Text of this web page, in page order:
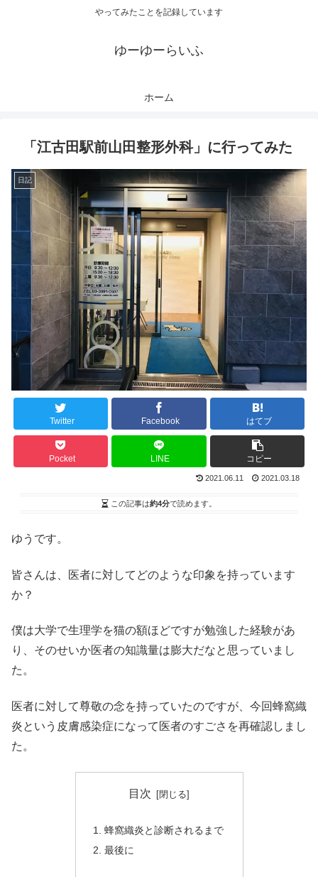
やってみたことを記録しています
ゆーゆーらいふ
ホーム
「江古田駅前山田整形外科」に行ってみた
日記
Twitter Facebook はてブ
Pocket LINE コピー
2021.06.11 2021.03.18
この記事は約4分で読めます。
ゆうです。
皆さんは、医者に対してどのような印象を持っています
か？
僕は大学で生理学を猫の額ほどですが勉強した経験があ
り、そのせいか医者の知識量は膨大だなと思っていまし
た。
医者に対して尊敬の念を持っていたのですが、今回蜂窩織
炎という皮膚感染症になって医者のすごさを再確認しまし
た。
目次
蜂窩織炎と診断されるまで
最後に